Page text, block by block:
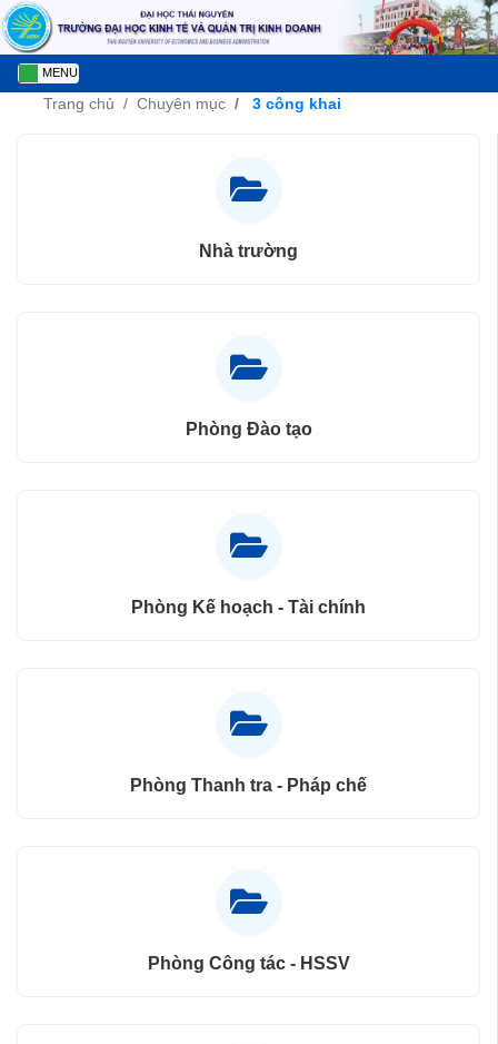
MENU
Trang chủ Chuyên mục 3 công khai
Nhà trường
Phòng Đào tạo
Phòng Kế hoạch - Tài chính
Phòng Thanh tra - Pháp chế
Phòng Công tác - HSSV